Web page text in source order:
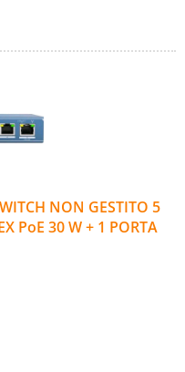
NON GESTITO 5
PoE 30 W + 1 PORTA